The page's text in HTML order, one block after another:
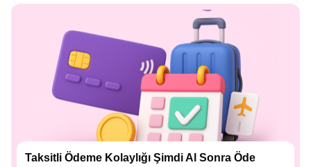
Taksitli Ödeme Kolaylığı Şimdi Al Sonra Öde